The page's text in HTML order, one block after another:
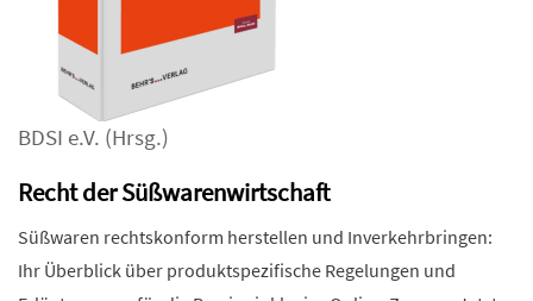
BDSI e.V. (Hrsg.)
Recht der Süßwarenwirtschaft
Süßwaren rechtskonform herstellen und Inverkehrbringen:
Ihr Überblick über produktspezifische Regelungen und